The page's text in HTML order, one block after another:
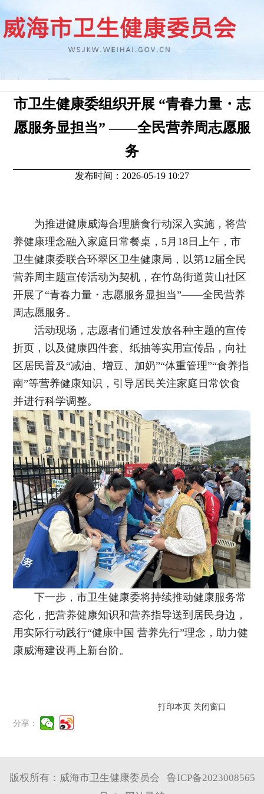
市卫生健康委组织开展 “青春力量・志
愿服务显担当” ——全民营养周志愿服
务
发布时间：2026-05-19 10:27
为推进健康威海合理膳食行动深入实施，将营
养健康理念融入家庭日常餐桌，5月18日上午，市
卫生健康委联合环翠区卫生健康局，以第12届全民
营养周主题宣传活动为契机，在竹岛街道黄山社区
开展了“青春力量・志愿服务显担当”——全民营养
周志愿服务。
活动现场，志愿者们通过发放各种主题的宣传
折页，以及健康四件套、纸抽等实用宣传品，向社
区居民普及“减油、增豆、加奶”“体重管理”“食养指
南”等营养健康知识，引导居民关注家庭日常饮食
并进行科学调整。
下一步，市卫生健康委将持续推动健康服务常
态化，把营养健康知识和营养指导送到居民身边，
用实际行动践行“健康中国 营养先行”理念，助力健
康威海建设再上新台阶。
打印本页 关闭窗口
分享：
版权所有：威海市卫生健康委员会
鲁ICP备2023008565